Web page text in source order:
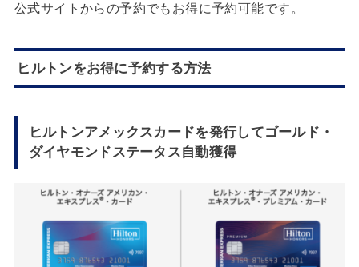
公式サイトからの予約でもお得に予約可能です。
ヒルトンをお得に予約する方法
ヒルトンアメックスカードを発行してゴールド・
ダイヤモンドステータス自動獲得